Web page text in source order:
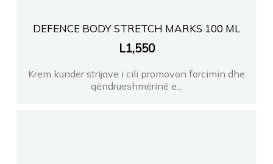
DEFENCE BODY STRETCH MARKS 100 ML
L1,550
Krem kundër strijave i cili promovon forcimin dhe
qëndrueshmërinë e...